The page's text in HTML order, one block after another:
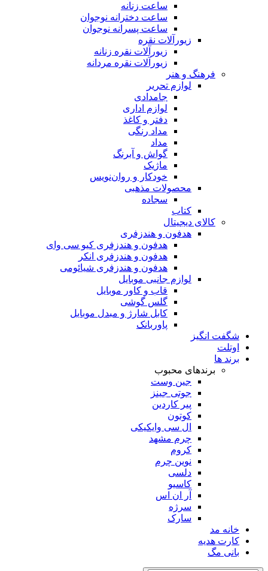
ساعت زنانه
ساعت دخترانه نوجوان
ساعت پسرانه نوجوان
زیورآلات نقره
زیورآلات نقره زنانه
زیورآلات نقره مردانه
فرهنگ و هنر
لوازم تحریر
جامدادی
لوازم اداری
دفتر و کاغذ
مداد رنگی
مداد
گواش و آبرنگ
ماژیک
خودکار و روان‌نویس
محصولات مذهبی
سجاده
کتاب
کالای دیجیتال
هدفون و هندزفری
هدفون و هندزفری کیو سی وای
هدفون و هندزفری انکر
هدفون و هندزفری شیائومی
لوازم جانبی موبایل
قاب و کاور موبایل
گلس گوشی
کابل شارژ و مبدل موبایل
پاوربانک
شگفت انگیز
اوتلت
برند ها
برندهای محبوب
جین وست
جوتی جینز
پیر کاردین
کوتون
ال سی وایکیکی
چرم مشهد
کروم
نوین چرم
دلسی
کاسیو
آر ان اس
سرژه
سارک
خانه مد
کارت هدیه
بانی مگ